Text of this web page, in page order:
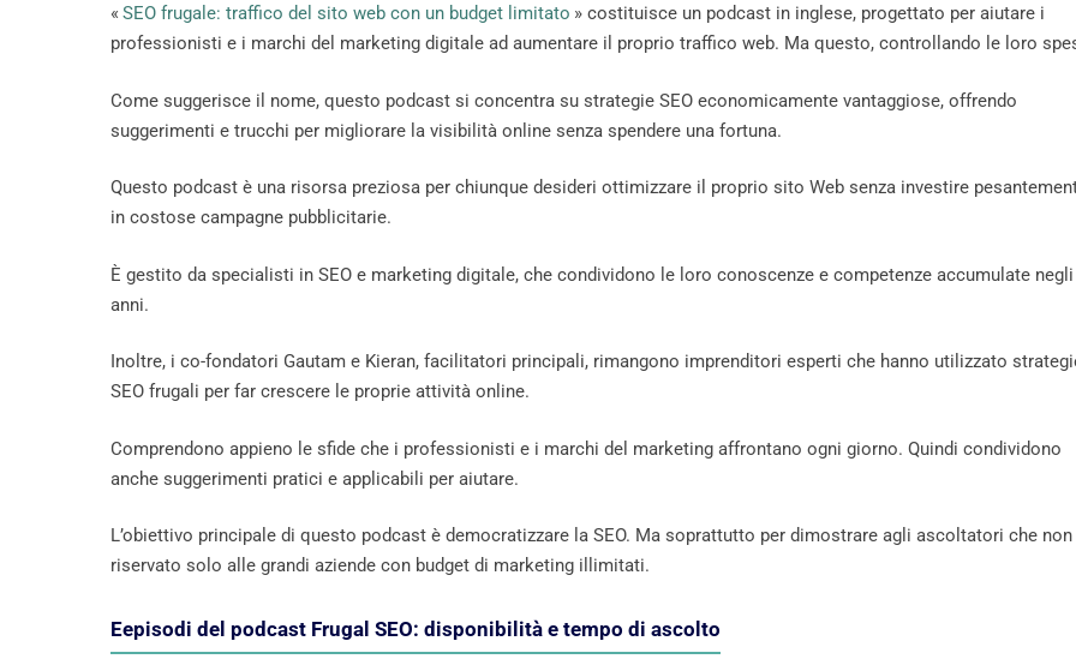
« SEO frugale: traffico del sito web con un budget limitato » costituisce un podcast in inglese, progettato per aiutare i
professionisti e i marchi del marketing digitale ad aumentare il proprio traffico web. Ma questo, controllando le loro
Come suggerisce il nome, questo podcast si concentra su strategie SEO economicamente vantaggiose, offrendo
suggerimenti e trucchi per migliorare la visibilità online senza spendere una fortuna.
Questo podcast è una risorsa preziosa per chiunque desideri ottimizzare il proprio sito Web senza investire
in costose campagne pubblicitarie.
È gestito da specialisti in SEO e marketing digitale, che condividono le loro conoscenze e competenze accumulate negli
anni.
Inoltre, i co-fondatori Gautam e Kieran, facilitatori principali, rimangono imprenditori esperti che hanno utilizzato
SEO frugali per far crescere le proprie attività online.
Comprendono appieno le sfide che i professionisti e i marchi del marketing affrontano ogni giorno. Quindi condividono
anche suggerimenti pratici e applicabili per aiutare.
L’obiettivo principale di questo podcast è democratizzare la SEO. Ma soprattutto per dimostrare agli ascoltatori che non
riservato solo alle grandi aziende con budget di marketing illimitati.
Eepisodi del podcast Frugal SEO: disponibilità e tempo di ascolto